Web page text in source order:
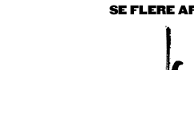
SE FLERE